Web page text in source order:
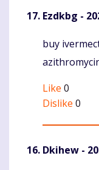
Ezdkbg -
Komentaras
buy
Like 0
Dislike 0
Dkihew -